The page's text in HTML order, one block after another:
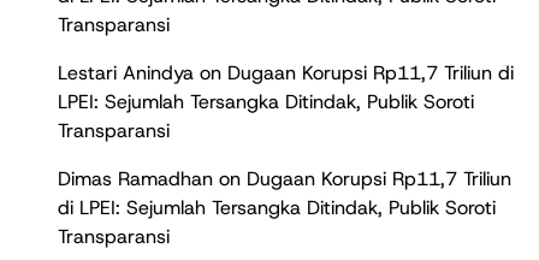
Transparansi
Lestari Anindya
Dugaan Korupsi Rp11,7 Triliun di
LPEI: Sejumlah Tersangka Ditindak, Publik Soroti
Transparansi
Dimas Ramadhan
Dugaan Korupsi Rp11,7 Triliun
di LPEI: Sejumlah Tersangka Ditindak, Publik Soroti
Transparansi